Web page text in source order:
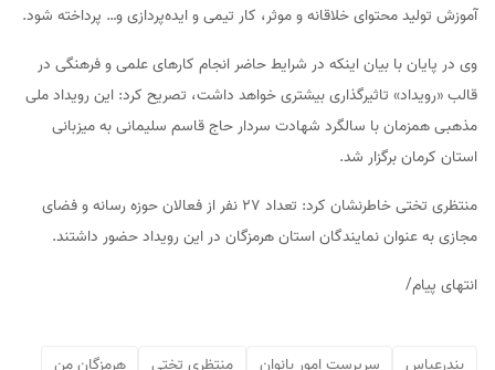
آموزش تولید محتوای خلاقانه و موثر، کار تیمی و ایده‌پردازی و‌… پرداخته شود.
‌وی در پایان با بیان اینکه در شرایط حاضر انجام کارهای علمی و فرهنگی در
قالب «رویداد» تاثیرگذاری بیشتری خواهد داشت، تصریح کرد: این رویداد ملی
مذهبی همزمان با سالگرد شهادت سردار حاج قاسم سلیمانی به میزبانی
استان کرمان برگزار شد.
منتظری تختی خاطرنشان کرد: تعداد 27 نفر از فعالان حوزه رسانه و فضای
مجازی به عنوان نمایندگان استان هرمزگان در این رویداد حضور داشتند.
انتهای پیام/
بندرعباس سرپرست امور بانوان منتظری تختی هرمزگان من